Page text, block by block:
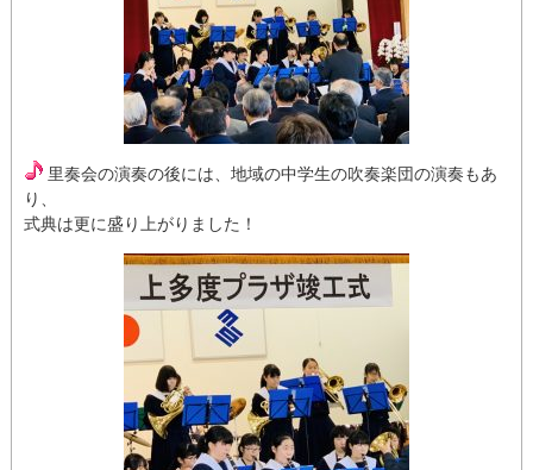
里奏会の演奏の後には、地域の中学生の吹奏楽団の演奏もあ
り、
式典は更に盛り上がりました！